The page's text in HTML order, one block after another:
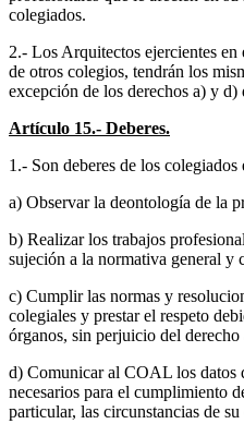
colegiados.
2.- Los Arquitectos ejercientes
de otros colegios, tendrán los
excepción de los derechos a) y d)
Artículo 15.- Deberes.
1.- Son deberes de los
a) Observar la deontología de la
b) Realizar los trabajos
sujeción a la normativa general y
c) Cumplir las normas y
colegiales y prestar el respeto
órganos, sin perjuicio del
d) Comunicar al COAL los datos
necesarios para el cumplimiento
particular, las circunstancias de